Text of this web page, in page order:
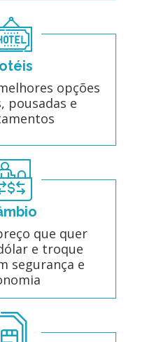
opções
pousadas e
que quer
e troque
segurança e